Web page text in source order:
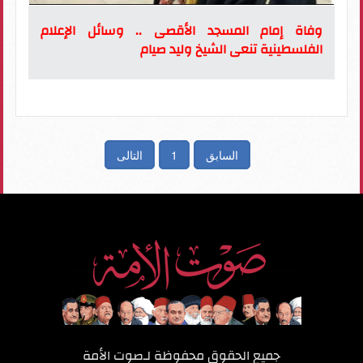
وفاة إمام المسجد الأقصى .. وسائل الإعلام
الفلسطينية تنعى الشيخ وليد صيام
السابق 1 التالى
جميع الحقوق محفوظة لـصوت الأمة